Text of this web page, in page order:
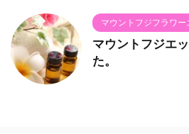
マウントフジフラワー
マウントフジエ
た。